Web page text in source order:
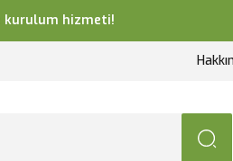
kurulum hizmeti!